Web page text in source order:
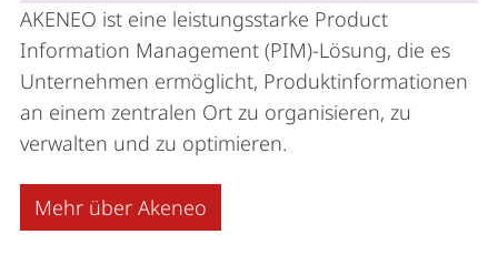
AKENEO ist eine leistungsstarke Product
Information Management (PIM)-Lösung, die es
Unternehmen ermöglicht, Produktinformationen
an einem zentralen Ort zu organisieren, zu
verwalten und zu optimieren.
Mehr über Akeneo